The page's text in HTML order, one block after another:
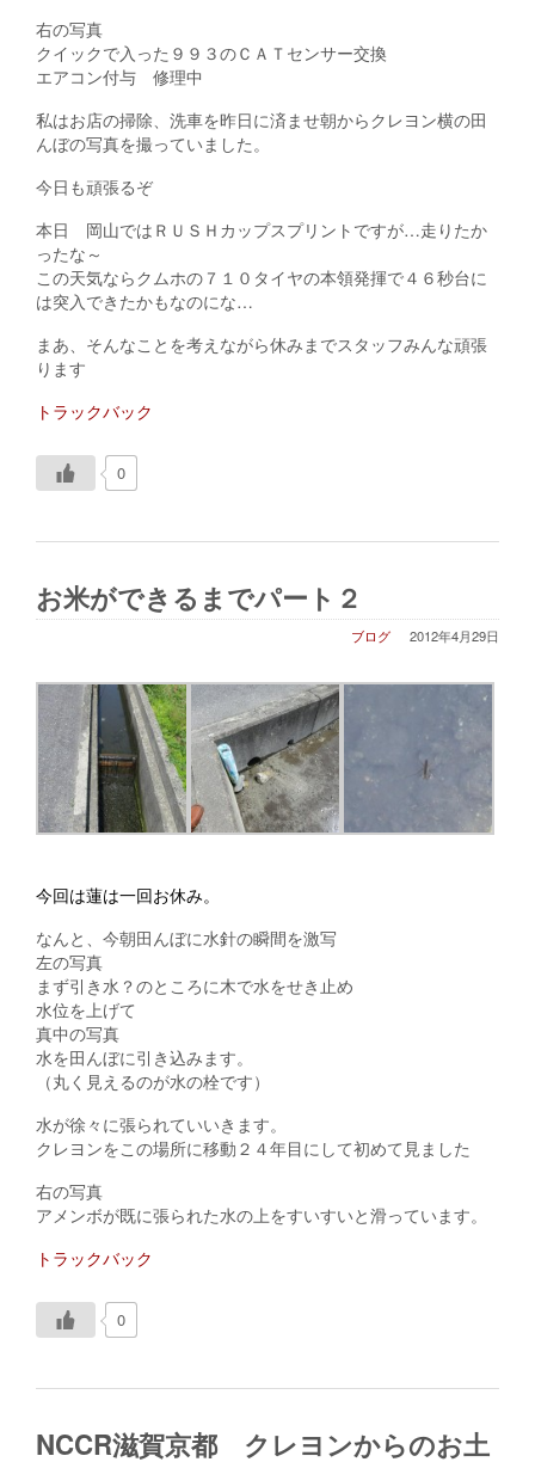
右の写真
クイックで入った９９３のＣＡＴセンサー交換
エアコン付与 修理中
私はお店の掃除、洗車を昨日に済ませ朝からクレヨン横の田
んぼの写真を撮っていました。
今日も頑張るぞ
本日 岡山ではＲＵＳＨカップスプリントですが…走りたか
ったな～
この天気ならクムホの７１０タイヤの本領発揮で４６秒台に
は突入できたかもなのにな…
まあ、そんなことを考えながら休みまでスタッフみんな頑張
ります
トラックバック
0
お米ができるまでパート２
2012年4月29日
ブログ
今回は蓮は一回お休み。
なんと、今朝田んぼに水針の瞬間を激写
左の写真
まず引き水？のところに木で水をせき止め
水位を上げて
真中の写真
水を田んぼに引き込みます。
（丸く見えるのが水の栓です）
水が徐々に張られていいきます。
クレヨンをこの場所に移動２４年目にして初めて見ました
右の写真
アメンボが既に張られた水の上をすいすいと滑っています。
トラックバック
0
NCCR滋賀京都 クレヨンからのお土